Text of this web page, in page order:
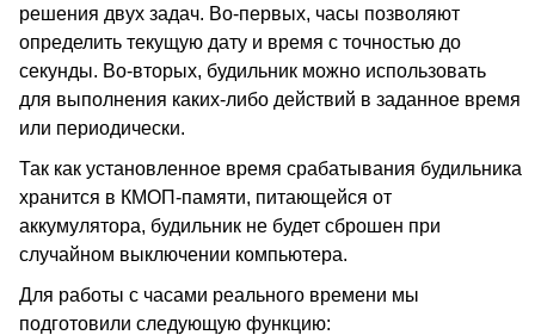
решения двух задач. Во-первых, часы позволяют
определить текущую дату и время с точностью до
секунды. Во-вторых, будильник можно использовать
для выполнения каких-либо действий в заданное время
или периодически.
Так как установленное время срабатывания будильника
хранится в КМОП-памяти, питающейся от
аккумулятора, будильник не будет сброшен при
случайном выключении компьютера.
Для работы с часами реального времени мы
подготовили следующую функцию: